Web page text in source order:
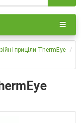
приціли ThermEye